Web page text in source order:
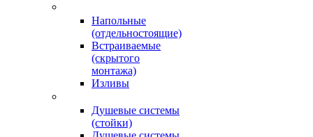
Напольные
(отдельностоящие)
Встраиваемые
(скрытого
монтажа)
Изливы
Душевые системы
(стойки)